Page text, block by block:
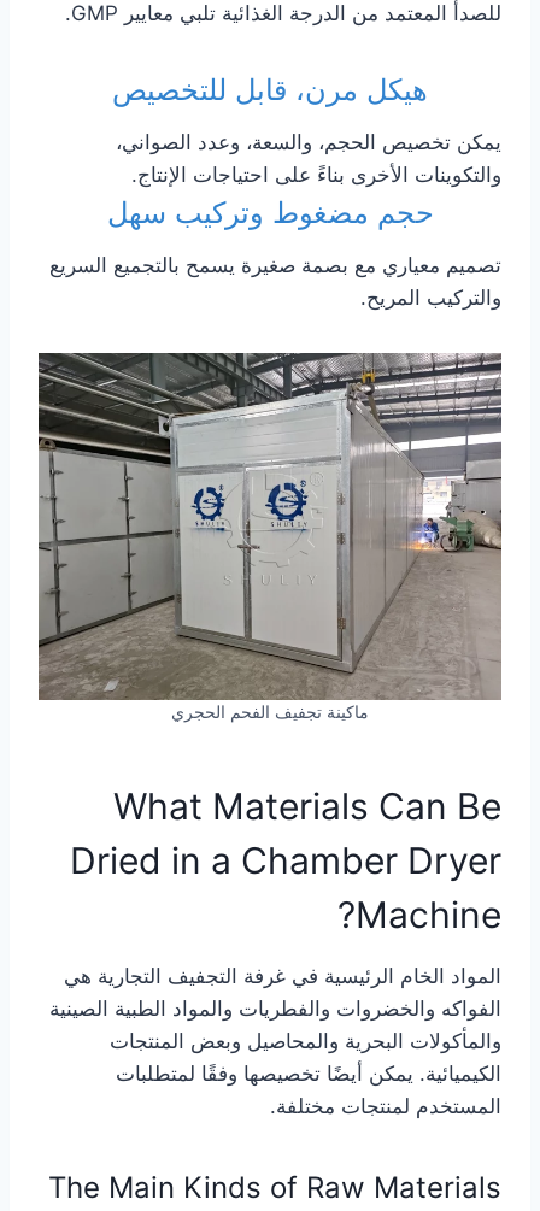
للصدأ المعتمد من الدرجة الغذائية تلبي معايير GMP.
هيكل مرن، قابل للتخصيص
يمكن تخصيص الحجم، والسعة، وعدد الصواني،
والتكوينات الأخرى بناءً على احتياجات الإنتاج.
حجم مضغوط وتركيب سهل
تصميم معياري مع بصمة صغيرة يسمح بالتجميع السريع
والتركيب المريح.
ماكينة تجفيف الفحم الحجري
What Materials Can Be
Dried in a Chamber Dryer
Machine?
المواد الخام الرئيسية في غرفة التجفيف التجارية هي
الفواكه والخضروات والفطريات والمواد الطبية الصينية
والمأكولات البحرية والمحاصيل وبعض المنتجات
الكيميائية. يمكن أيضًا تخصيصها وفقًا لمتطلبات
المستخدم لمنتجات مختلفة.
The Main Kinds of Raw Materials